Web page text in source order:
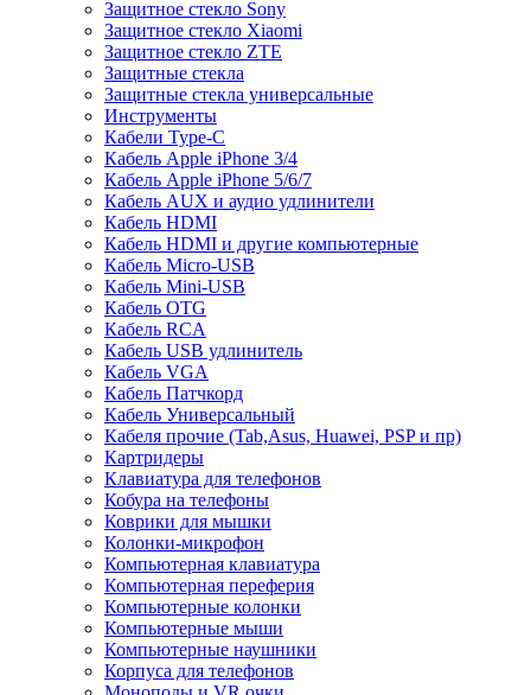
Защитное стекло Sony
Защитное стекло Xiaomi
Защитное стекло ZTE
Защитные стекла
Защитные стекла универсальные
Инструменты
Кабели Type-C
Кабель Apple iPhone 3/4
Кабель Apple iPhone 5/6/7
Кабель AUX и аудио удлинители
Кабель HDMI
Кабель HDMI и другие компьютерные
Кабель Micro-USB
Кабель Mini-USB
Кабель OTG
Кабель RCA
Кабель USB удлинитель
Кабель VGA
Кабель Патчкорд
Кабель Универсальный
Кабеля прочие (Tab,Asus, Huawei, PSP и пр)
Картридеры
Клавиатура для телефонов
Кобура на телефоны
Коврики для мышки
Колонки-микрофон
Компьютерная клавиатура
Компьютерная переферия
Компьютерные колонки
Компьютерные мыши
Компьютерные наушники
Корпуса для телефонов